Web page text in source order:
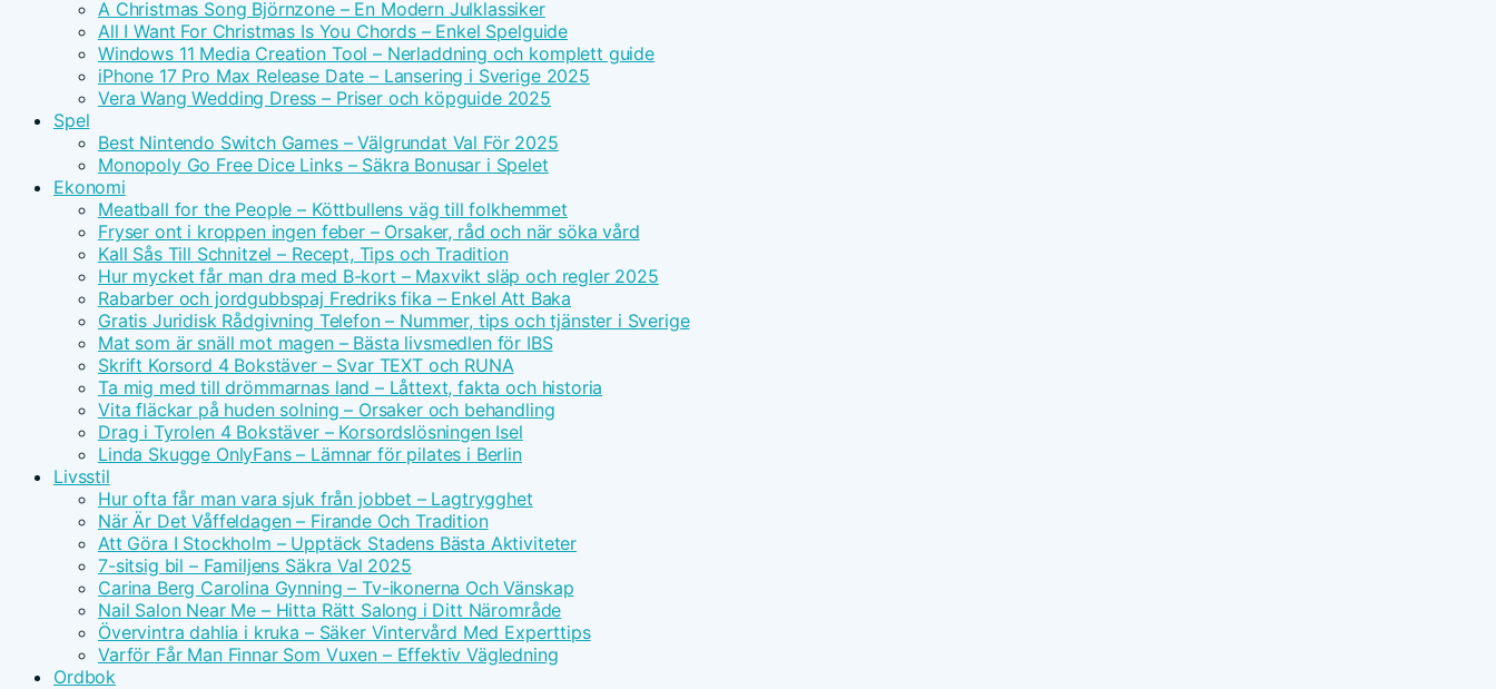
A Christmas Song Björnzone – En Modern Julklassiker
All I Want For Christmas Is You Chords – Enkel Spelguide
Windows 11 Media Creation Tool – Nerladdning och komplett guide
iPhone 17 Pro Max Release Date – Lansering i Sverige 2025
Vera Wang Wedding Dress – Priser och köpguide 2025
Spel
Best Nintendo Switch Games – Välgrundat Val För 2025
Monopoly Go Free Dice Links – Säkra Bonusar i Spelet
Ekonomi
Meatball for the People – Köttbullens väg till folkhemmet
Fryser ont i kroppen ingen feber – Orsaker, råd och när söka vård
Kall Sås Till Schnitzel – Recept, Tips och Tradition
Hur mycket får man dra med B-kort – Maxvikt släp och regler 2025
Rabarber och jordgubbspaj Fredriks fika – Enkel Att Baka
Gratis Juridisk Rådgivning Telefon – Nummer, tips och tjänster i Sverige
Mat som är snäll mot magen – Bästa livsmedlen för IBS
Skrift Korsord 4 Bokstäver – Svar TEXT och RUNA
Ta mig med till drömmarnas land – Låttext, fakta och historia
Vita fläckar på huden solning – Orsaker och behandling
Drag i Tyrolen 4 Bokstäver – Korsordslösningen Isel
Linda Skugge OnlyFans – Lämnar för pilates i Berlin
Livsstil
Hur ofta får man vara sjuk från jobbet – Lagtrygghet
När Är Det Våffeldagen – Firande Och Tradition
Att Göra I Stockholm – Upptäck Stadens Bästa Aktiviteter
7-sitsig bil – Familjens Säkra Val 2025
Carina Berg Carolina Gynning – Tv-ikonerna Och Vänskap
Nail Salon Near Me – Hitta Rätt Salong i Ditt Närområde
Övervintra dahlia i kruka – Säker Vintervård Med Experttips
Varför Får Man Finnar Som Vuxen – Effektiv Vägledning
Ordbok